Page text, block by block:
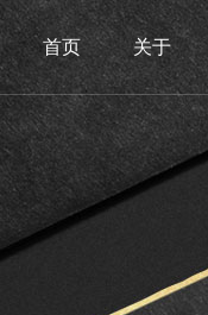
首页 关于